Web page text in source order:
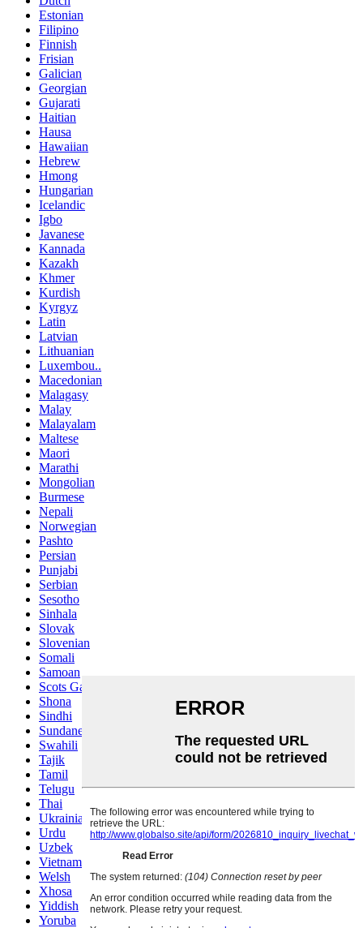
Estonian
Filipino
Finnish
Frisian
Galician
Georgian
Gujarati
Haitian
Hausa
Hawaiian
Hebrew
Hmong
Hungarian
Icelandic
Igbo
Javanese
Kannada
Kazakh
Khmer
Kurdish
Kyrgyz
Latin
Latvian
Lithuanian
Luxembou..
Macedonian
Malagasy
Malay
Malayalam
Maltese
Maori
Marathi
Mongolian
Burmese
Nepali
Norwegian
Pashto
Persian
Punjabi
Serbian
Sesotho
Sinhala
Slovak
Slovenian
Somali
Samoan
Scots Gaelic
Shona
Sindhi
Sundanese
Swahili
Tajik
Tamil
Telugu
Thai
Ukrainian
Urdu
Uzbek
Vietnamese
Welsh
Xhosa
Yiddish
Yoruba